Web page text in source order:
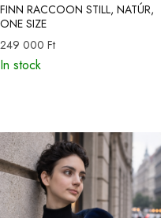
FINN RACCOON STILL, NATÚR,
ONE SIZE
249 000 Ft
In stock